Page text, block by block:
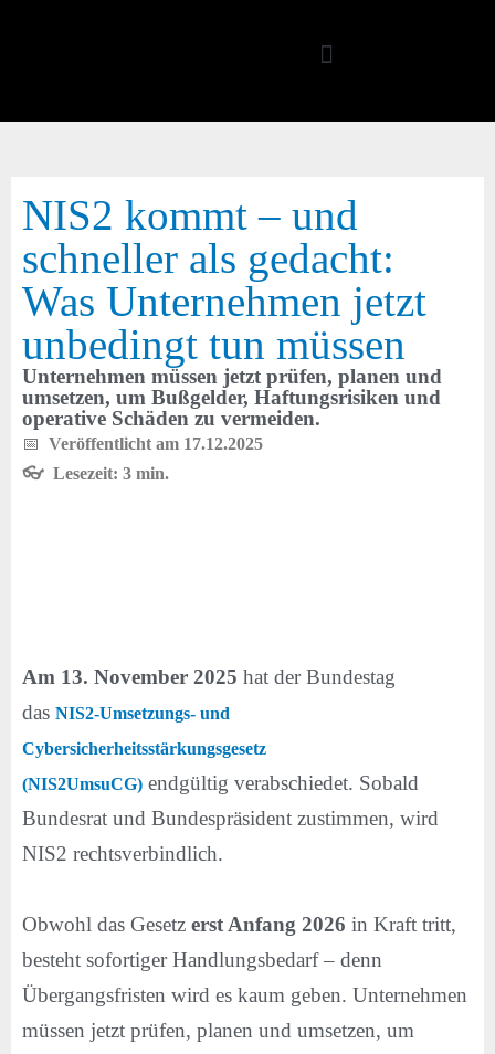
NIS2 kommt – und
schneller als gedacht:
Was Unternehmen jetzt
unbedingt tun müssen
Unternehmen müssen jetzt prüfen, planen und
umsetzen, um Bußgelder, Haftungsrisiken und
operative Schäden zu vermeiden.
📅 Veröffentlicht am 17.12.2025
👓 Lesezeit: 3 min.
Am 13. November 2025 hat der Bundestag
das NIS2-Umsetzungs- und
Cybersicherheitsstärkungsgesetz
(NIS2UmsuCG) endgültig verabschiedet. Sobald
Bundesrat und Bundespräsident zustimmen, wird
NIS2 rechtsverbindlich.
Obwohl das Gesetz erst Anfang 2026 in Kraft tritt,
besteht sofortiger Handlungsbedarf – denn
Übergangsfristen wird es kaum geben. Unternehmen
müssen jetzt prüfen, planen und umsetzen, um